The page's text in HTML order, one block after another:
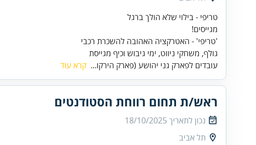
גולף, משחקי ניווט, ימי גיבוש וכיף מגייסת
עובדים לפארק גני יהושע (פארק הירקו... קרא עוד
ראש/ת תחום רווחת הסטודנטים
נכון לתאריך18/10/2025
תל אביב